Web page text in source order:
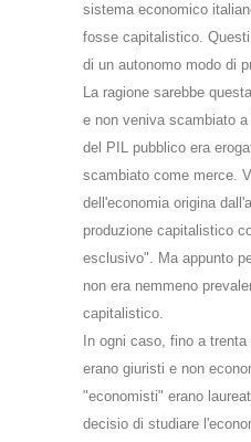
sistema economico
fosse capitalistico.
di un autonomo modo di
La ragione sarebbe
e non veniva scambiato
del PIL pubblico era
scambiato come merce.
dell'economia origina
produzione capitalistico
esclusivo". Ma appunto
non era nemmeno
capitalistico.
In ogni caso, fino a
erano giuristi e non
"economisti" erano
decisio di studiare